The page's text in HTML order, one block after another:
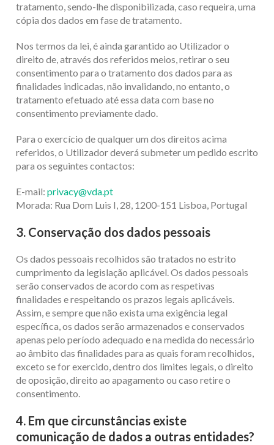
tratamento, sendo-lhe disponibilizada, caso requeira, uma
cópia dos dados em fase de tratamento.
Nos termos da lei, é ainda garantido ao Utilizador o
direito de, através dos referidos meios, retirar o seu
consentimento para o tratamento dos dados para as
finalidades indicadas, não invalidando, no entanto, o
tratamento efetuado até essa data com base no
consentimento previamente dado.
Para o exercício de qualquer um dos direitos acima
referidos, o Utilizador deverá submeter um pedido escrito
para os seguintes contactos:
E-mail: privacy@vda.pt
Morada: Rua Dom Luis I, 28, 1200-151 Lisboa, Portugal
3. Conservação dos dados pessoais
Os dados pessoais recolhidos são tratados no estrito
cumprimento da legislação aplicável. Os dados pessoais
serão conservados de acordo com as respetivas
finalidades e respeitando os prazos legais aplicáveis.
Assim, e sempre que não exista uma exigência legal
específica, os dados serão armazenados e conservados
apenas pelo período adequado e na medida do necessário
ao âmbito das finalidades para as quais foram recolhidos,
exceto se for exercido, dentro dos limites legais, o direito
de oposição, direito ao apagamento ou caso retire o
consentimento.
4. Em que circunstâncias existe
comunicação de dados a outras entidades?